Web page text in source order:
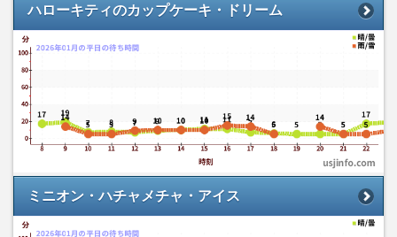
ハローキティのカップケーキ・ドリーム
ミニオン・ハチャメチャ・アイス